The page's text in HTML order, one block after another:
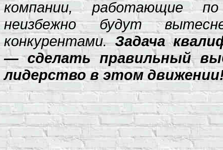
компании, работающие
неизбежно будут
конкурентами.Задача
— сделать правильный
лидерство в этом